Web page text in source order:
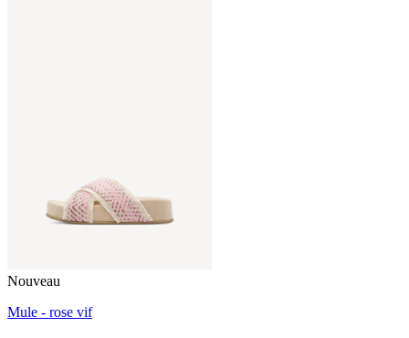
Nouveau
Mule - rose vif